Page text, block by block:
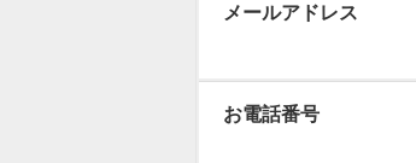
メールアドレス
お電話番号